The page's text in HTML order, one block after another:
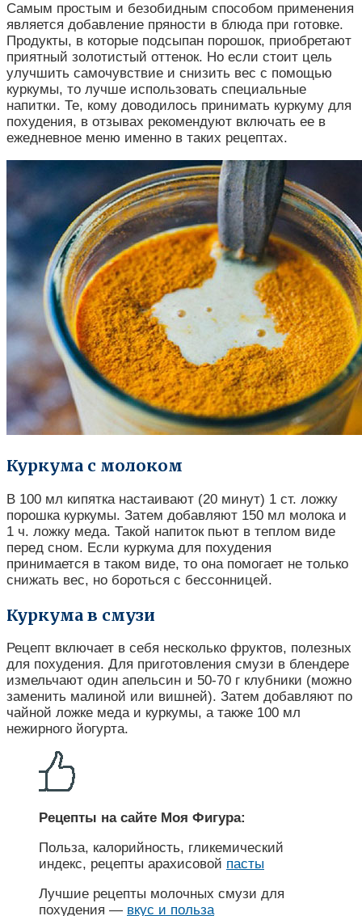
Самым простым и безобидным способом применения
является добавление пряности в блюда при готовке.
Продукты, в которые подсыпан порошок, приобретают
приятный золотистый оттенок. Но если стоит цель
улучшить самочувствие и снизить вес с помощью
куркумы, то лучше использовать специальные
напитки. Те, кому доводилось принимать куркуму для
похудения, в отзывах рекомендуют включать ее в
ежедневное меню именно в таких рецептах.
Куркума с молоком
В 100 мл кипятка настаивают (20 минут) 1 ст. ложку
порошка куркумы. Затем добавляют 150 мл молока и
1 ч. ложку меда. Такой напиток пьют в теплом виде
перед сном. Если куркума для похудения
принимается в таком виде, то она помогает не только
снижать вес, но бороться с бессонницей.
Куркума в смузи
Рецепт включает в себя несколько фруктов, полезных
для похудения. Для приготовления смузи в блендере
измельчают один апельсин и 50-70 г клубники (можно
заменить малиной или вишней). Затем добавляют по
чайной ложке меда и куркумы, а также 100 мл
нежирного йогурта.
Рецепты на сайте Моя Фигура:
Польза, калорийность, гликемический
индекс, рецепты арахисовой пасты
Лучшие рецепты молочных смузи для
похудения — вкус и польза